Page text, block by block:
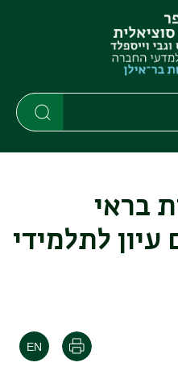
דילוג
לתוכן
דילוג
לתפריט
בראי
לתלמידי
הדפסה